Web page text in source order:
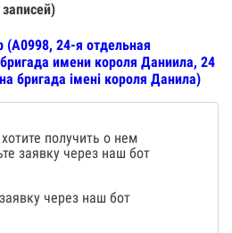
24-я отдельная
имени короля Даниила, 24
бригада імені короля Данила)
получить о нем
заявку через наш бот
через наш бот